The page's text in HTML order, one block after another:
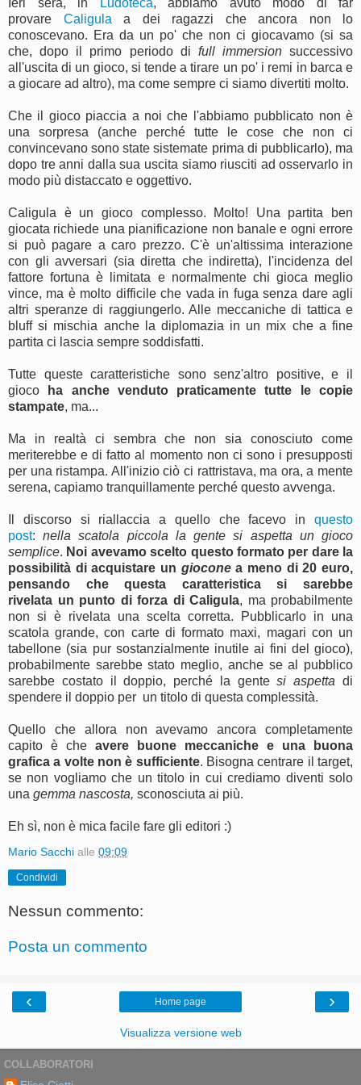
provare Caligula a dei ragazzi che ancora non lo
conoscevano. Era da un po' che non ci giocavamo (si sa
che, dopo il primo periodo di full immersionsuccessivo
all'uscita di un gioco, si tende a tirare un po' i remi in barca e
a giocare ad altro), ma come sempre ci siamo divertiti molto.
Che il gioco piaccia a noi che l'abbiamo pubblicato non è
una sorpresa (anche perché tutte le cose che non ci
convincevano sono state sistemate prima di pubblicarlo), ma
dopo tre anni dalla sua uscita siamo riusciti ad osservarlo in
modo più distaccato e oggettivo.
Caligula è un gioco complesso. Molto! Una partita ben
giocata richiede una pianificazione non banale e ogni errore
si può pagare a caro prezzo. C'è un'altissima interazione
con gli avversari (sia diretta che indiretta), l'incidenza del
fattore fortuna è limitata e normalmente chi gioca meglio
vince, ma è molto difficile che vada in fuga senza dare agli
altri speranze di raggiungerlo. Alle meccaniche di tattica e
bluff si mischia anche la diplomazia in un mix che a fine
partita ci lascia sempre soddisfatti.
Tutte queste caratteristiche sono senz'altro positive, e il
gioco
ha anche venduto praticamente tutte le copie
stampate, ma...
Ma in realtà ci sembra che non sia conosciuto come
meriterebbe e di fatto al momento non ci sono i presupposti
per una ristampa. All'inizio ciò ci rattristava, ma ora, a mente
serena, capiamo tranquillamente perché questo avvenga.
Il discorso si riallaccia a quello che facevo in questo
post:nella scatola piccola la gente si aspetta un gioco
semplice. Noi avevamo scelto questo formato per dare la
possibilità di acquistare un gioconea meno di 20 euro,
pensando che questa caratteristica si sarebbe
rivelata un punto di forza di Caligula, ma probabilmente
non si è rivelata una scelta corretta. Pubblicarlo in una
scatola grande, con carte di formato maxi, magari con un
tabellone (sia pur sostanzialmente inutile ai fini del gioco),
probabilmente sarebbe stato meglio, anche se al pubblico
sarebbe costato il doppio, perché la gentesi aspetta di
spendere il doppio per un titolo di questa complessità.
Quello che allora non avevamo ancora completamente
capito è che avere buone meccaniche e una buona
grafica a volte non è sufficiente. Bisogna centrare il target,
se non vogliamo che un titolo in cui crediamo diventi solo
una gemma nascosta, sconosciuta ai più.
Eh sì, non è mica facile fare gli editori :)
Mario Sacchi alle 09:09
Condividi
Nessun commento:
Posta un commento
‹ ›
Home page
Visualizza versione web
COLLABORATORI